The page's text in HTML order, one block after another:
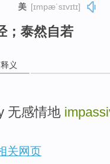
美 [ɪmpæˈsɪvɪtɪ]
；泰然自若
义
无感情地
关网页